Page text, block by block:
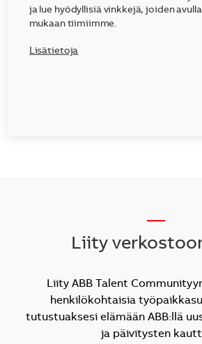
ja lue hyödyllisiä vinkkejä, joiden
mukaan tiimiimme.
Lisätietoja
Liity
Liity ABB Talent
henkilökohtaisia
tutustuaksesi elämään ABB:llä
ja päivitysten